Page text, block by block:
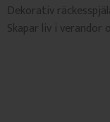
Dekorativ
Skapar liv i verandor